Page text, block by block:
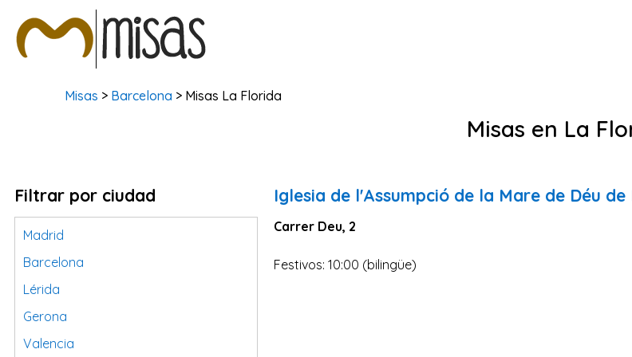
Misas > Barcelona > Misas La Florida
Misas en La
Filtrar por ciudad
Madrid
Barcelona
Lérida
Gerona
Valencia
Iglesia de l'Assumpció de la Mare de Déu
Carrer Deu, 2
Festivos: 10:00 (bilingüe)